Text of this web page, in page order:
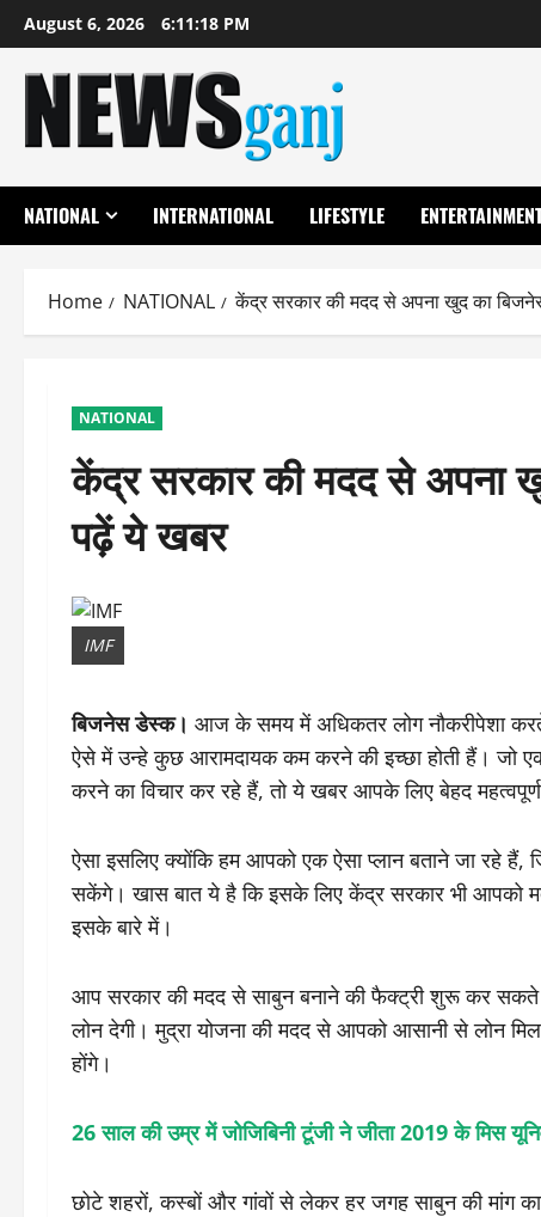
Skip
to
content
August 6, 2026 6:11:19 PM
NATIONAL INTERNATIONAL LIFESTYLE
Home NATIONAL केंद्र सरकार की मदद से अपना खुद का
NATIONAL
केंद्र सरकार की मदद से अपना
पढ़ें ये खबर
IMF
बिजनेस डेस्क। आज के समय में अधिकतर लोग नौकरीपेशा करते
ऐसे में उन्हे कुछ आरामदायक कम करने की इच्छा होती हैं।
करने का विचार कर रहे हैं, तो ये खबर आपके लिए बेहद
ऐसा इसलिए क्योंकि हम आपको एक ऐसा प्लान बताने जा रहे
सकेंगे। खास बात ये है कि इसके लिए केंद्र सरकार भी आपको
इसके बारे में।
आप सरकार की मदद से साबुन बनाने की फैक्ट्री शुरू कर
लोन देगी। मुद्रा योजना की मदद से आपको आसानी से लोन
होंगे।
26 साल की उम्र में जोजिबिनी टूंजी ने जीता 2019 के मिस
छोटे शहरों, कस्बों और गांवों से लेकर हर जगह साबुन की मांग